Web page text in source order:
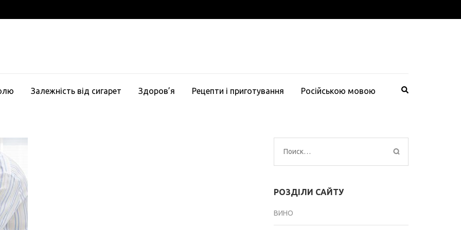
Залежність від сигарет Здоров’я Рецепти і приготування Російською мовою
Найти:
РОЗДІЛИ САЙТУ
ВИНО